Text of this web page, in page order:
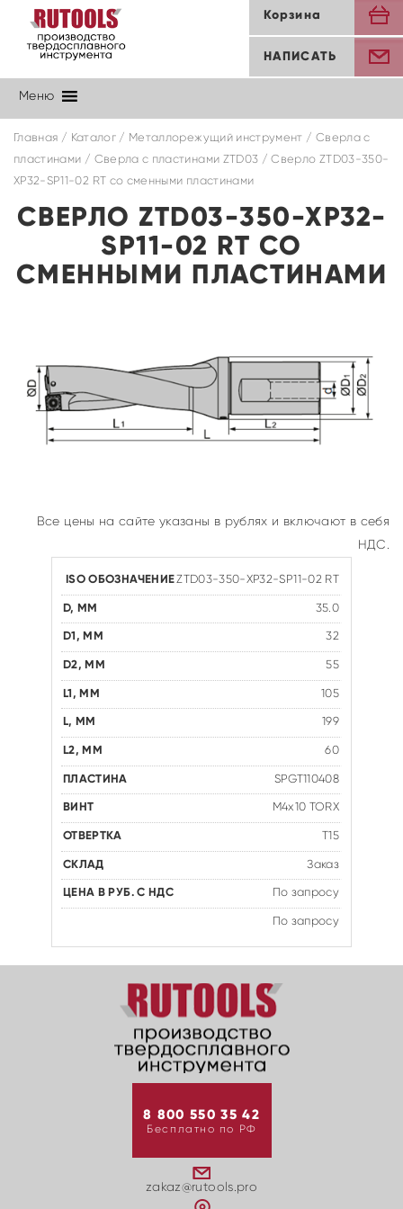
Корзина
НАПИСАТЬ
Меню
Главная / Каталог/ Металлорежущий инструмент / Сверла с
пластинами / Cверла с пластинами ZTD03 / Сверло ZTD03-350-
XP32-SP11-02 RT со сменными пластинами
СВЕРЛО ZTD03-350-XP32-
SP11-02 RT СО
СМЕННЫМИ ПЛАСТИНАМИ
Все цены на сайте указаны в рублях и включают в себя
НДС.
ZTD03-350-XP32-SP11-02 RT
35.0
32
55
105
199
60
SPGT110408
M4x10 TORX
T15
Заказ
По запросу
По запросу
8 800 550 35 42
Бесплатно по РФ
zakaz@rutools.pro